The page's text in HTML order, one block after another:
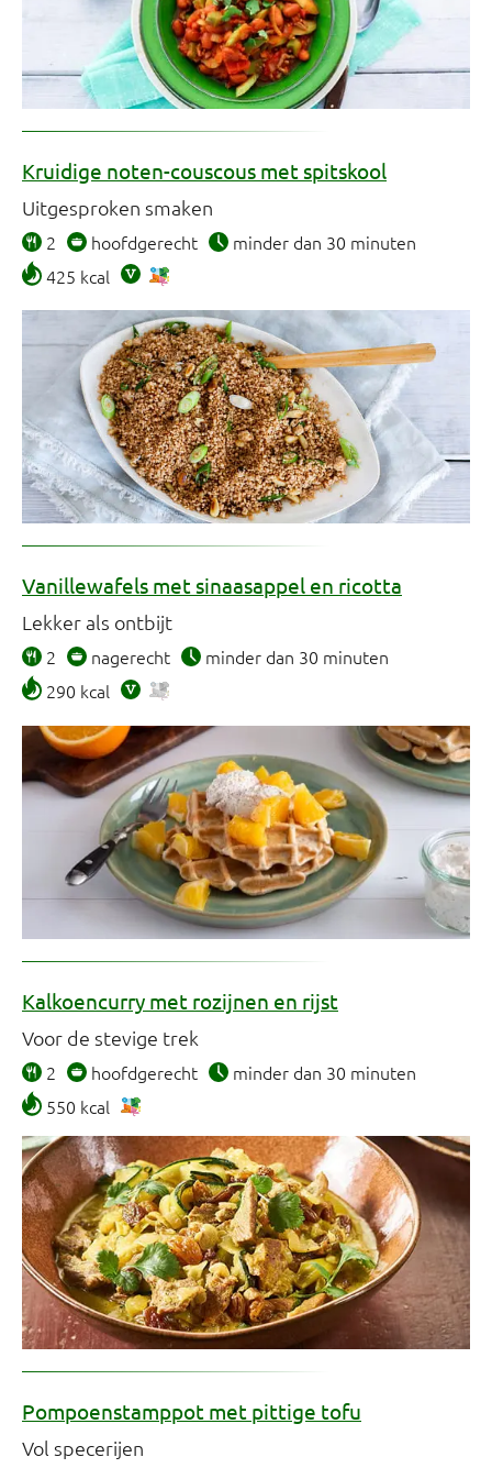
Kruidige noten-couscous met spitskool
Uitgesproken smaken
2 hoofdgerecht
minder dan 30 minuten
425 kcal
Vanillewafels met sinaasappel en ricotta
Lekker als ontbijt
2 nagerecht
minder dan 30 minuten
290 kcal
Kalkoencurry met rozijnen en rijst
Voor de stevige trek
2 hoofdgerecht
minder dan 30 minuten
550 kcal
Pompoenstamppot met pittige tofu
Vol specerijen